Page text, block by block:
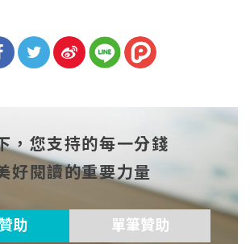
witt
er
博
，您支持的每一分錢
好閱讀的重要力量
助 單筆贊助